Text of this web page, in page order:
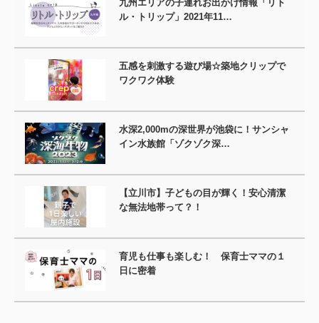
九州エリアの子連れお出かけ情報「リト
ル・トリップ」2021年11…
五感を刺激する遊び場☆築地クリップで
ワクワク体験
水深2,000mの深世界が池袋に！サンシャ
イン水族館「ゾクゾク深…
【立川市】子どもの目が輝く！安心清潔
な無法地帯って？！
育児も仕事も楽しむ！ 保育士ママの１
日に密着